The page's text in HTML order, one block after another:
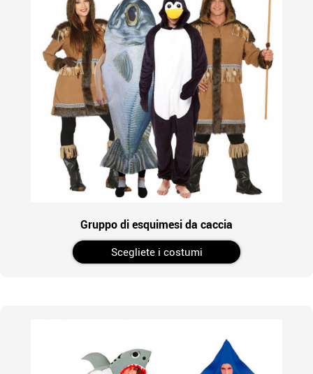
Gruppo di esquimesi da caccia
Scegliete i costumi